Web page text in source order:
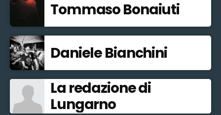
Tommaso Bonaiuti
Daniele Bianchini
La redazione di
Lungarno